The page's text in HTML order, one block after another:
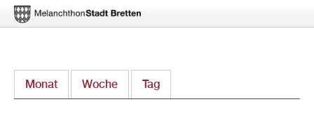
zum
Monat Woche Tag